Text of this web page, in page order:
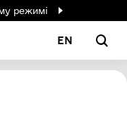
режимі
EN